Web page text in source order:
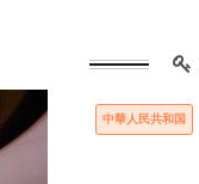
中華人民共和国